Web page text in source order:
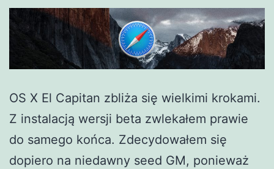
OS X El Capitan zbliża się wielkimi krokami.
Z instalacją wersji beta zwlekałem prawie
do samego końca. Zdecydowałem się
dopiero na niedawny seed GM, ponieważ